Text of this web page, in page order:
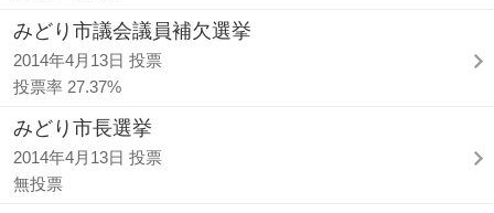
みどり市議会議員補欠選挙
2014年4月13日 投票
投票率 27.37%
みどり市長選挙
2014年4月13日 投票
無投票